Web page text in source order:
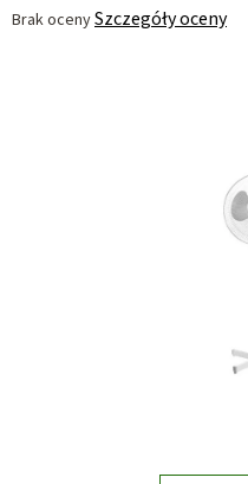
Średnia
Brak ocenySzczegóły oceny